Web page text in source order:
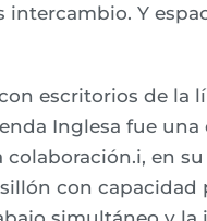
intercambio. Y
escritorios de la
Inglesa fue
en
con capacidad